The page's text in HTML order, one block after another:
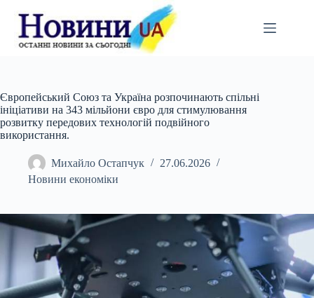
вмісту
Європейський Союз та Україна розпочинають спільні
ініціативи на 343 мільйони євро для стимулювання
розвитку передових технологій подвійного
використання.
Михайло Остапчук
27.06.2026
Новини економіки